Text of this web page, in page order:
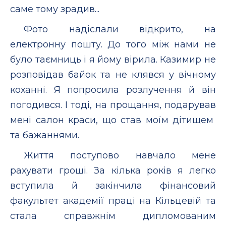
саме тому зрадив...
Фото надіслали відкрито, на
електронну пошту. До того між нами не
було таємниць і я йому вірила. Казимир не
розповідав байок та не клявся у вічному
коханні. Я попросила розлучення й він
погодився. І тоді, на прощання, подарував
мені салон краси, що став моїм дітищем
та бажаннями.
Життя поступово навчало мене
рахувати гроші. За кілька років я легко
вступила й закінчила фінансовий
факультет академії праці на Кільцевій та
стала справжнім дипломованим